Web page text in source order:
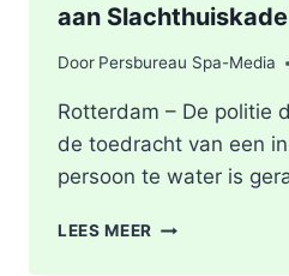
aan
Door Persbureau Spa-Media
Rotterdam – De politie
de toedracht van een
persoon te water is
LEES MEER PERSOON